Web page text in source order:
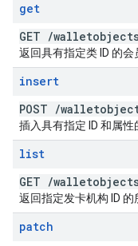
get
GET /
返回具有指定类 ID 的会
insert
POST /
插入具有指定 ID 和属性
list
GET /
返回指定发卡机构 ID 的
patch